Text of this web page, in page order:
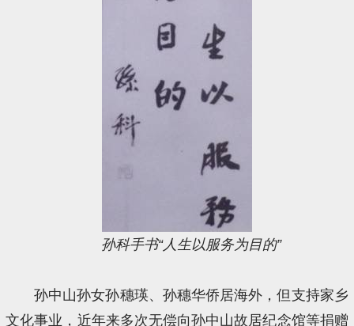
孙科手书“人生以服务为目的”
孙中山孙女孙穗瑛、孙穗华侨居海外，但支持家乡
文化事业，近年来多次无偿向孙中山故居纪念馆等捐赠